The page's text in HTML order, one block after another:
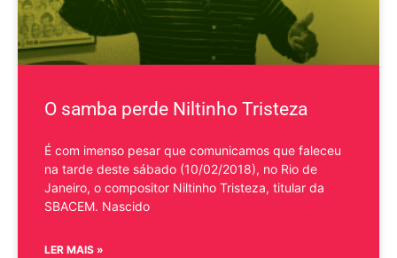
O samba perde Niltinho Tristeza
É com imenso pesar que comunicamos que faleceu
na tarde deste sábado (10/02/2018), no Rio de
Janeiro, o compositor Niltinho Tristeza, titular da
SBACEM. Nascido
LER MAIS »